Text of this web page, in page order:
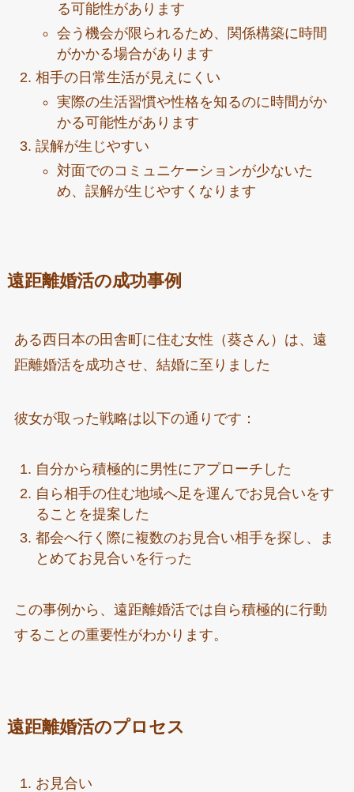
る可能性があります
会う機会が限られるため、関係構築に時間
がかかる場合があります
相手の日常生活が見えにくい
実際の生活習慣や性格を知るのに時間がか
かる可能性があります
誤解が生じやすい
対面でのコミュニケーションが少ないた
め、誤解が生じやすくなります
遠距離婚活の成功事例
ある西日本の田舎町に住む女性（葵さん）は、遠
距離婚活を成功させ、結婚に至りました
彼女が取った戦略は以下の通りです：
自分から積極的に男性にアプローチした
自ら相手の住む地域へ足を運んでお見合いをす
ることを提案した
都会へ行く際に複数のお見合い相手を探し、ま
とめてお見合いを行った
この事例から、遠距離婚活では自ら積極的に行動
することの重要性がわかります。
遠距離婚活のプロセス
お見合い